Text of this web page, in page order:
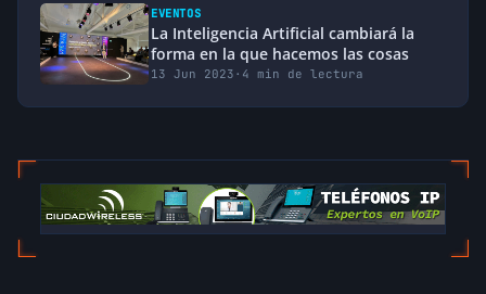
EVENTOS
La Inteligencia Artificial cambiará la
forma en la que hacemos las cosas
13 Jun 2023 · 4 min de lectura